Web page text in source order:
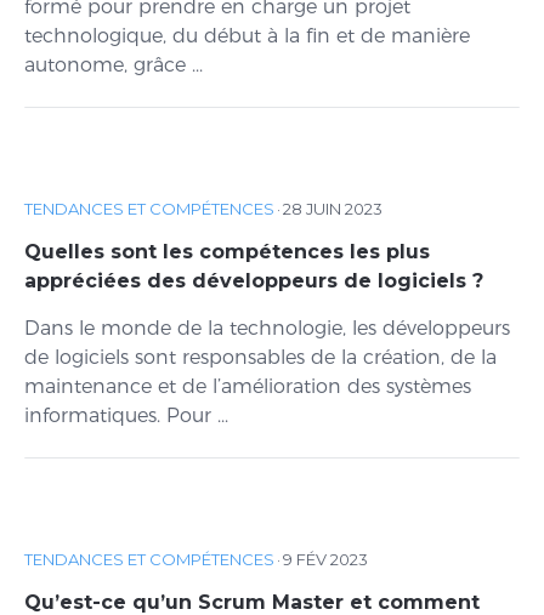
formé pour prendre en charge un projet
technologique, du début à la fin et de manière
autonome, grâce ...
TENDANCES ET COMPÉTENCES ·28 JUIN 2023
Quelles sont les compétences les plus
appréciées des développeurs de logiciels ?
Dans le monde de la technologie, les développeurs
de logiciels sont responsables de la création, de la
maintenance et de l’amélioration des systèmes
informatiques. Pour ...
TENDANCES ET COMPÉTENCES ·9 FÉV 2023
Qu’est-ce qu’un Scrum Master et comment